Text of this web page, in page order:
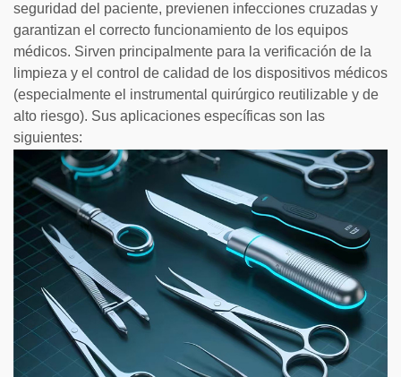
seguridad del paciente, previenen infecciones cruzadas y
garantizan el correcto funcionamiento de los equipos
médicos. Sirven principalmente para la verificación de la
limpieza y el control de calidad de los dispositivos médicos
(especialmente el instrumental quirúrgico reutilizable y de
alto riesgo). Sus aplicaciones específicas son las
siguientes: